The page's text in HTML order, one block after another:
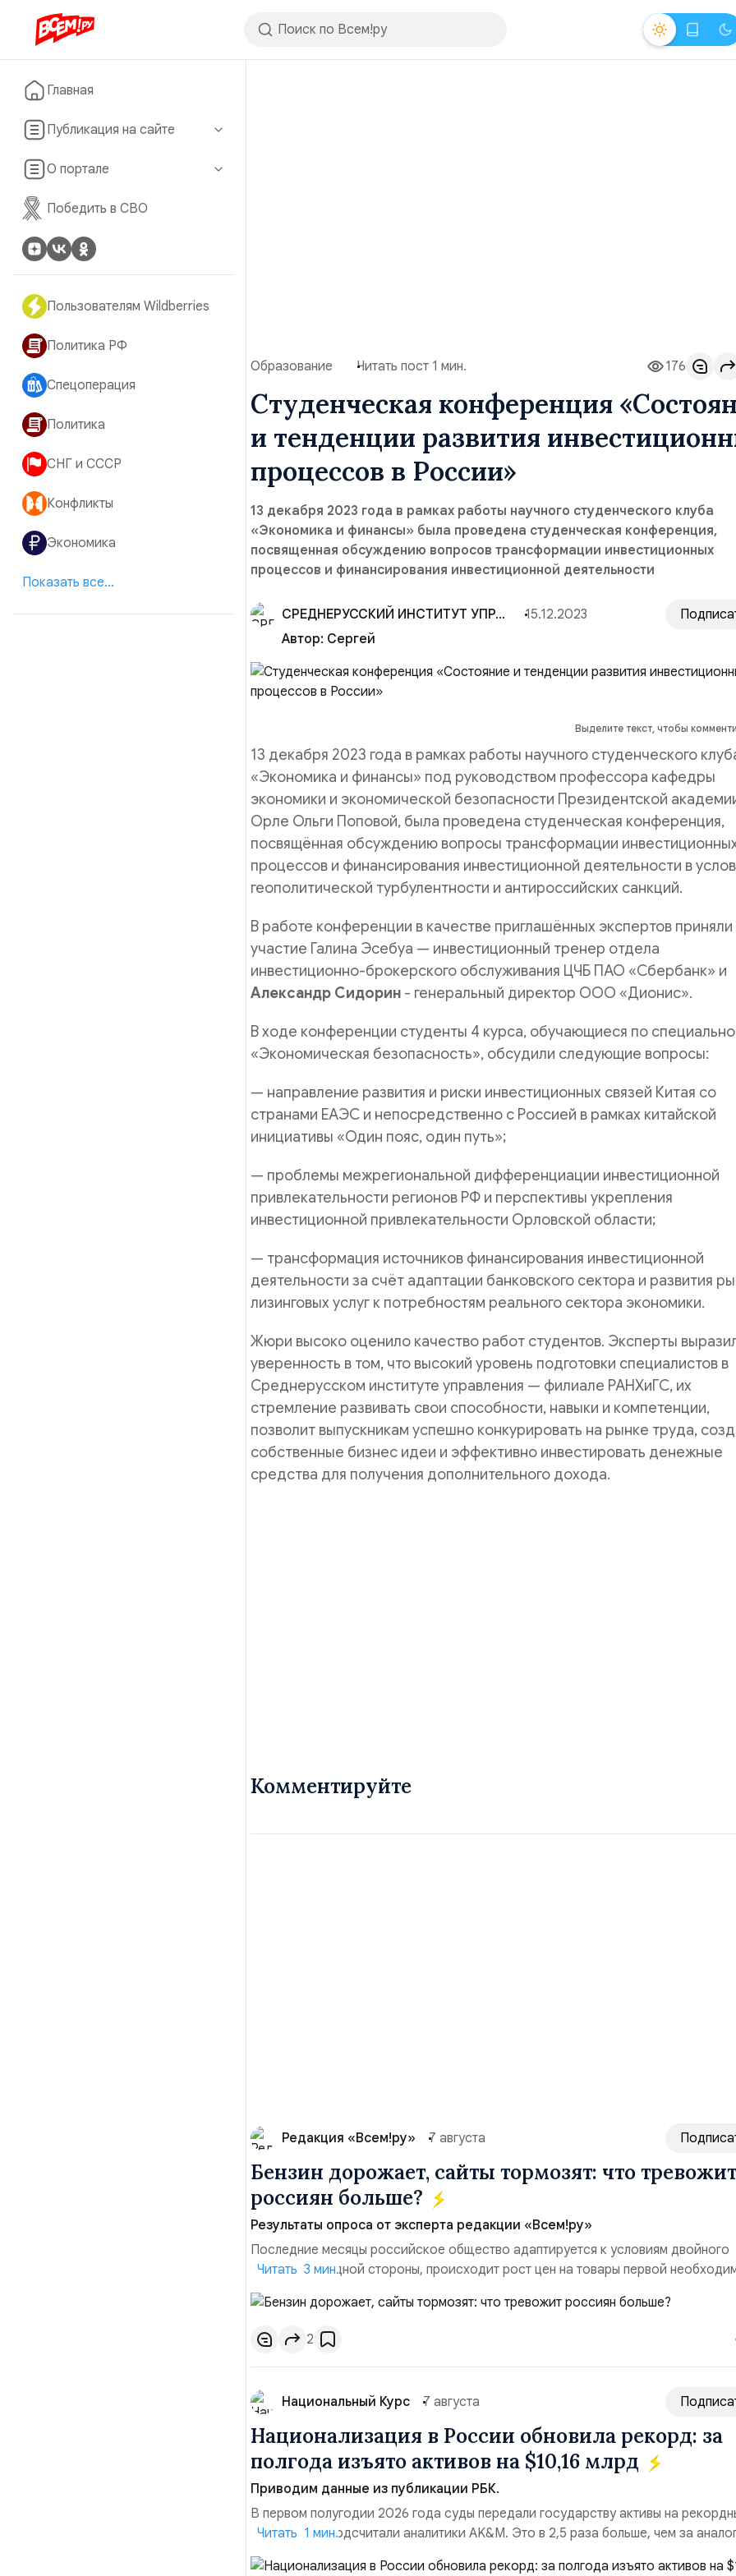
Главная
Публикация на сайте
О портале
Победить в СВО
Пользователям Wildberries
Политика РФ
Спецоперация
Политика
СНГ и СССР
Конфликты
Экономика
Показать все...
Образование Читать пост 1 мин. 176
Студенческая конференция
и тенденции развития
процессов в России»
13 декабря 2023 года в рамках работы научного студенческого клуба
«Экономика и финансы» была проведена студенческая конференция,
посвященная обсуждению вопросов трансформации инвестиционных
процессов и финансирования инвестиционной деятельности
СРЕДНЕРУССКИЙ ИНСТИТУТ УПРАВЛЕНИЯ — РАНХиГС 15.12.2023
Автор: Сергей
Выделите текст, чтобы
13 декабря 2023 года в рамках работы научного студенческого
«Экономика и финансы» под руководством профессора кафедры
экономики и экономической безопасности Президентской
Орле Ольги Поповой, была проведена студенческая конференция,
посвящённая обсуждению вопросы трансформации
процессов и финансирования инвестиционной деятельности в
геополитической турбулентности и антироссийских санкций.
В работе конференции в качестве приглашённых экспертов приняли
участие Галина Эсебуа — инвестиционный тренер отдела
инвестиционно-брокерского обслуживания ЦЧБ ПАО «Сбербанк» и
Александр Сидорин - генеральный директор ООО «Дионис».
В ходе конференции студенты 4 курса, обучающиеся по
«Экономическая безопасность», обсудили следующие вопросы:
— направление развития и риски инвестиционных связей Китая со
странами ЕАЭС и непосредственно с Россией в рамках китайской
инициативы «Один пояс, один путь»;
— проблемы межрегиональной дифференциации инвестиционной
привлекательности регионов РФ и перспективы укрепления
инвестиционной привлекательности Орловской области;
— трансформация источников финансирования инвестиционной
деятельности за счёт адаптации банковского сектора и развития
лизинговых услуг к потребностям реального сектора экономики.
Жюри высоко оценило качество работ студентов. Эксперты
уверенность в том, что высокий уровень подготовки специалистов в
Среднерусском институте управления — филиале РАНХиГС, их
стремление развивать свои способности, навыки и компетенции,
позволит выпускникам успешно конкурировать на рынке труда,
собственные бизнес идеи и эффективно инвестировать денежные
средства для получения дополнительного дохода.
Комментируйте
Редакция «Всем!ру» 7 августа
Бензин дорожает, сайты тормозят: что тревожит
россиян больше?
Результаты опроса от эксперта редакции «Всем!ру»
Последние месяцы российское общество адаптируется к условиям двойного
давления. С одной стороны, происходит рост цен на товары первой
инфляция и локальные сбои в поставках бензина. А с другой – технологическая
турбулентность: перебои в работе интернета, блокировки сайтов,
осваивать VPN и российские платформы.Что из этого бье...
Читать 3 мин.
2
Национальный Курс 7 августа
Национализация в России обновила рекорд: за
полгода изъято активов на $10,16 млрд
Приводим данные из публикации РБК.
В первом полугодии 2026 года суды передали государству активы на
$10,16 млрд, подсчитали аналитики AK&M. Это в 2,5 раза больше, чем за
период 2025 года ($3,95 млрд). Всего зафиксировано 15 национализационных
транзакций, которые обеспечили 42,2% денежного объёма всего российского
Читать 1 мин.